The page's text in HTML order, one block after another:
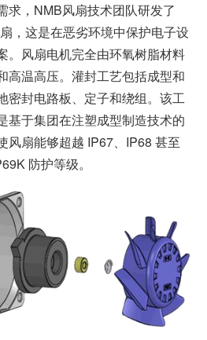
求，NMB风扇技术团队研发了
，这是在恶劣环境中保护电子设
。风扇电机完全由环氧树脂材料
高温高压。灌封工艺包括成型和
密封电路板、定子和绕组。该工
基于集团在注塑成型制造技术的
风扇能够超越 IP67、IP68 甚至
防护等级。